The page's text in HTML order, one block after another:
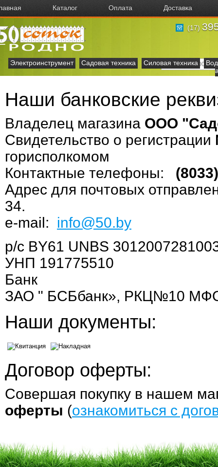
Каталог Оплата Доставка
(17)
Электроинструмент Садовая техника Силовая техника
Наши банковские
Владелец магазина ООО
Свидетельство о регистрации
горисполкомом
Контактные телефоны:
Адрес для почтовых
34.
e-mail: info@50.by
р/с BY61 UNBS
УНП 191775510
Банк
ЗАО " БСБбанк», РКЦ№10 МФО
Наши документы:
Договор оферты:
Совершая покупку в нашем
оферты (ознакомиться с